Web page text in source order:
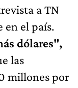
a TN
en el país.
dólares",
las
millones por